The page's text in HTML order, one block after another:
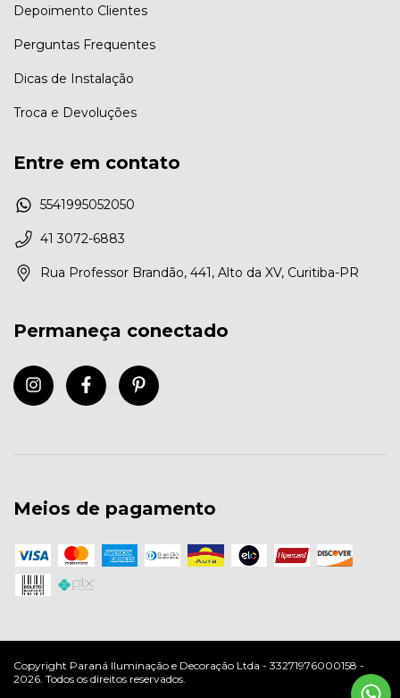
Depoimento Clientes
Perguntas Frequentes
Dicas de Instalação
Troca e Devoluções
Entre em contato
5541995052050
41 3072-6883
Rua Professor Brandão, 441, Alto da XV, Curitiba-PR
Permaneça conectado
Meios de pagamento
Copyright Paraná Iluminação e Decoração Ltda - 33271976000158 -
2026. Todos os direitos reservados.